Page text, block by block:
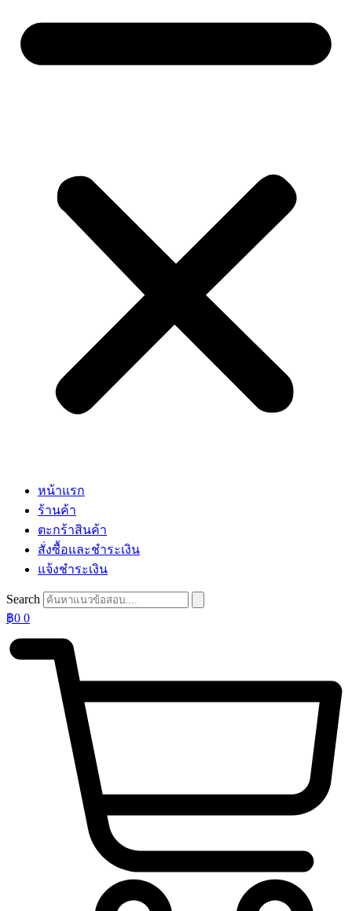
หน้าแรก
ร้านค้า
ตะกร้าสินค้า
สั่งซื้อและชำระเงิน
แจ้งชำระเงิน
Search
฿0 0